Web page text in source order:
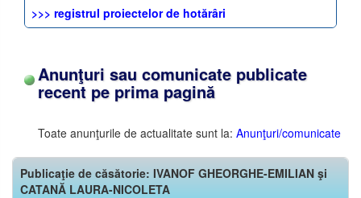
>>> registrul proiectelor de hotărâri
Anunţuri sau comunicate publicate
recent pe prima pagină
Toate anunţurile de actualitate sunt la: Anunţuri/comunicate
Publicaţie de căsătorie: IVANOF GHEORGHE-EMILIAN şi
CATANĂ LAURA-NICOLETA